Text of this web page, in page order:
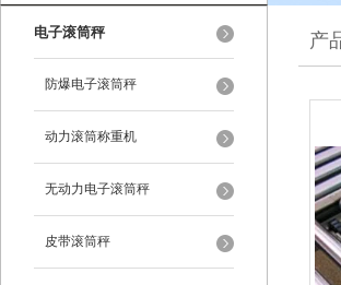
电子滚筒秤
防爆电子滚筒秤
动力滚筒称重机
无动力电子滚筒秤
皮带滚筒秤
产